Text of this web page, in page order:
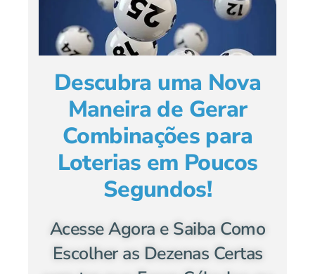
Descubra uma Nova
Maneira de Gerar
Combinações para
Loterias em Poucos
Segundos!
Acesse Agora e Saiba Como
Escolher as Dezenas Certas